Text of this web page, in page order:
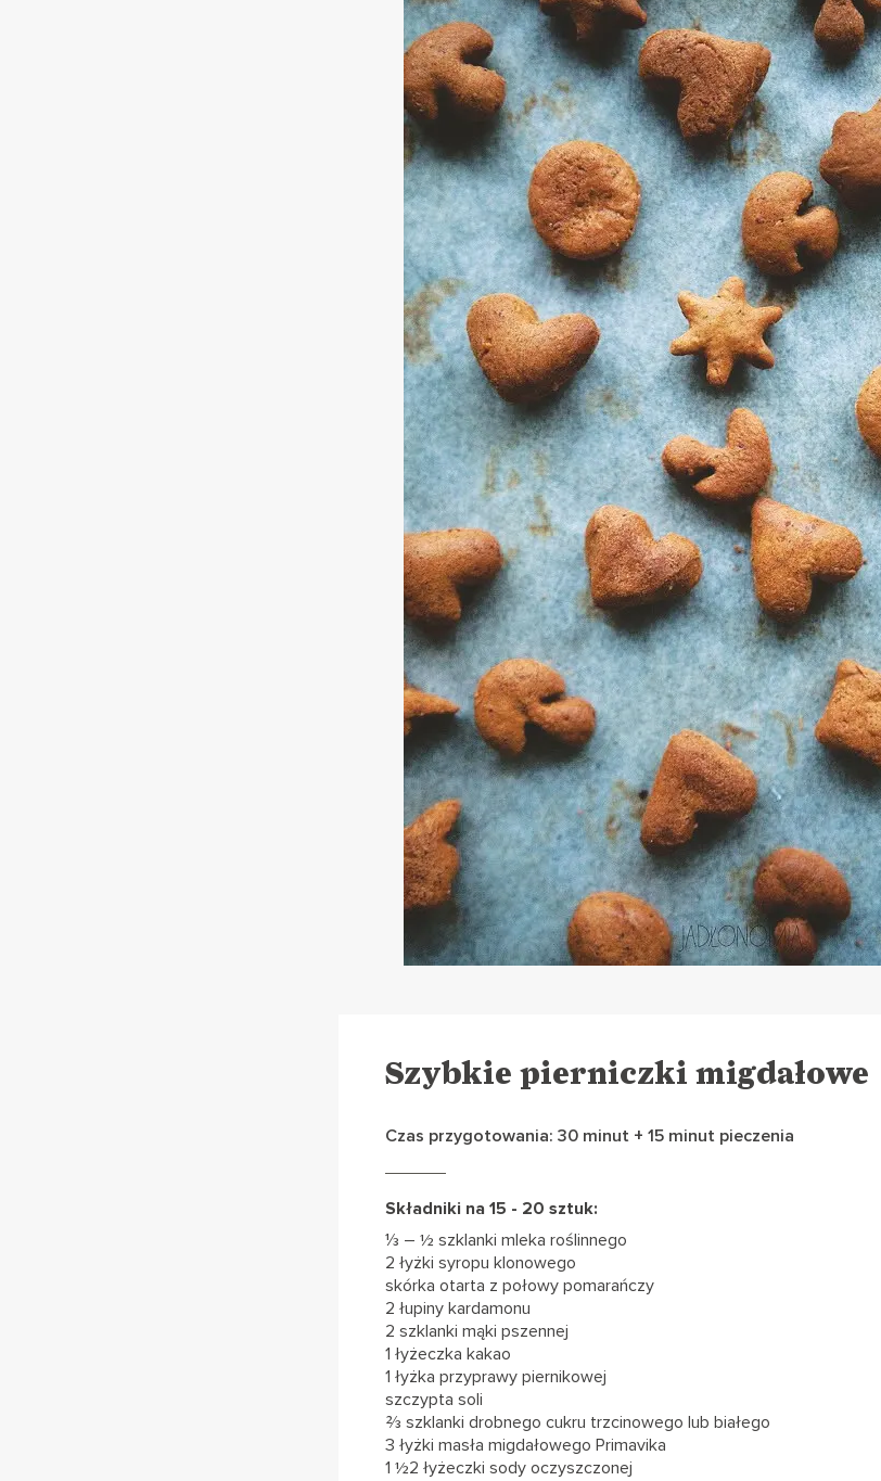
Szybkie pierniczki migdałowe
Czas przygotowania: 30 minut + 15 minut pieczenia
Składniki na 15 - 20 sztuk:
⅓ – ½ szklanki mleka roślinnego
2 łyżki syropu klonowego
skórka otarta z połowy pomarańczy
2 łupiny kardamonu
2 szklanki mąki pszennej
1 łyżeczka kakao
1 łyżka przyprawy piernikowej
szczypta soli
⅔ szklanki drobnego cukru trzcinowego lub białego
3 łyżki masła migdałowego Primavika
1 ½2 łyżeczki sody oczyszczonej